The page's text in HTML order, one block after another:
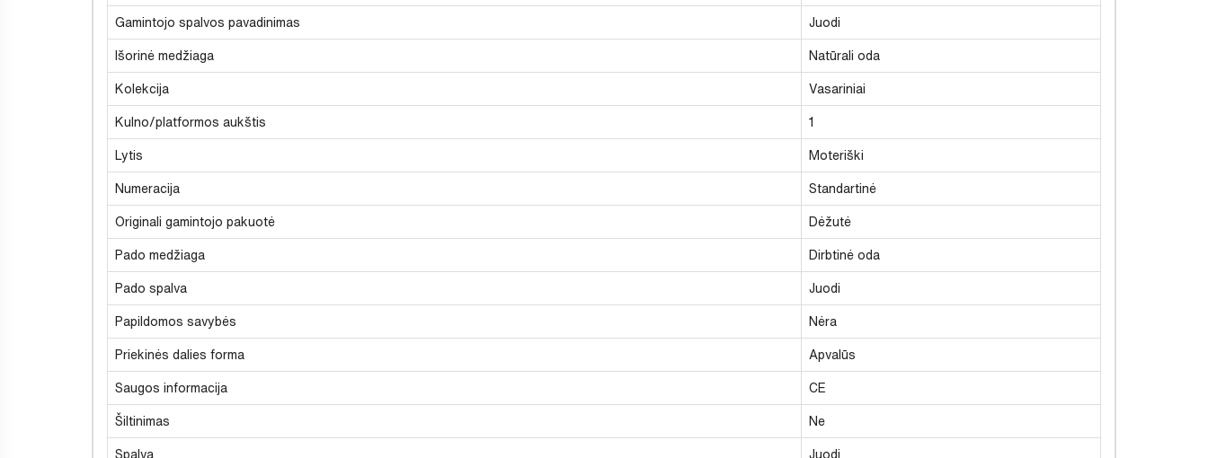
Gamintojo spalvos pavadinimas Juodi
Išorinė medžiaga Natūrali oda
Kolekcija Vasariniai
Kulno/platformos aukštis 1
Lytis Moteriški
Numeracija Standartinė
Originali gamintojo pakuotė Dėžutė
Pado medžiaga Dirbtinė oda
Pado spalva Juodi
Papildomos savybės Nėra
Priekinės dalies forma Apvalūs
Saugos informacija CE
Šiltinimas Ne
Spalva Juodi